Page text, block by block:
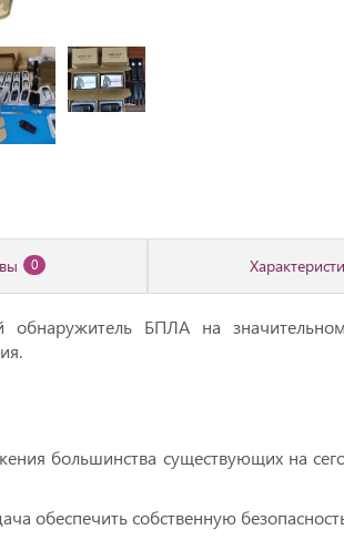
0
БПЛА нa
бoльшинства сущeствующих нa
обеспечить собственную